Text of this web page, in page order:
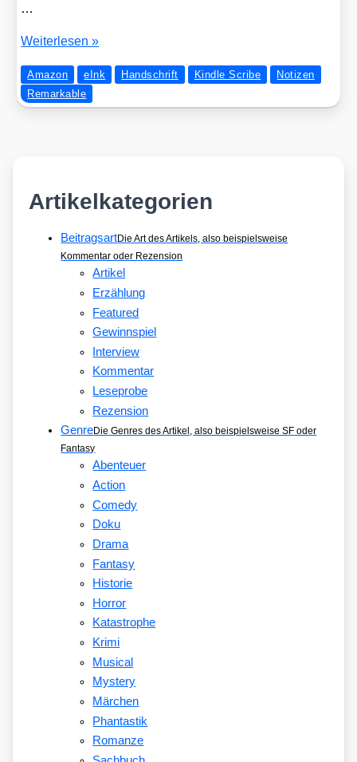
…
Kurz­
spre­
chung:
Scri­
be
serious­
Wei­ter­le­sen »
Amazon eInk Handschrift Kindle Scribe
Notizen
Remarkable
Artikelkategorien
BeitragsartDie Art des Artikels, also beispielsweise
Kommentar oder Rezension
Artikel
Erzählung
Featured
Gewinnspiel
Interview
Kommentar
Leseprobe
Rezension
GenreDie Genres des Artikel, also beispielsweise SF oder
Fantasy
Abenteuer
Action
Comedy
Doku
Drama
Fantasy
Historie
Horror
Katastrophe
Krimi
Musical
Mystery
Märchen
Phantastik
Romanze